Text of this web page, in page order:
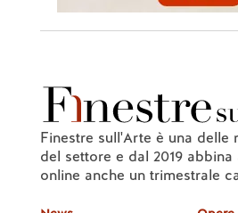
Finestre sull'Arte è una delle
del settore e dal 2019 abbina
online anche un trimestrale